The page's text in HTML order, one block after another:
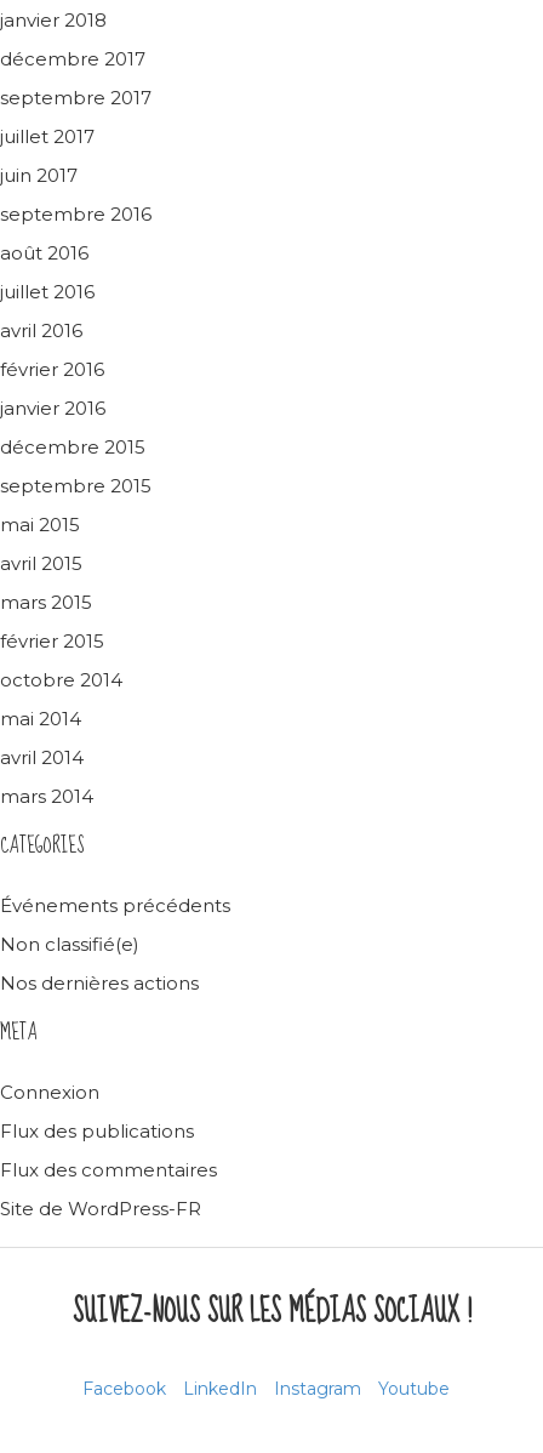
janvier 2018
décembre 2017
septembre 2017
juillet 2017
juin 2017
septembre 2016
août 2016
juillet 2016
avril 2016
février 2016
janvier 2016
décembre 2015
septembre 2015
mai 2015
avril 2015
mars 2015
février 2015
octobre 2014
mai 2014
avril 2014
mars 2014
CATEGORIES
Événements précédents
Non classifié(e)
Nos dernières actions
META
Connexion
Flux des publications
Flux des commentaires
Site de WordPress-FR
SUIVEZ-NOUS SUR LES MÉDIAS SOCIAUX !
Facebook LinkedIn Instagram Youtube